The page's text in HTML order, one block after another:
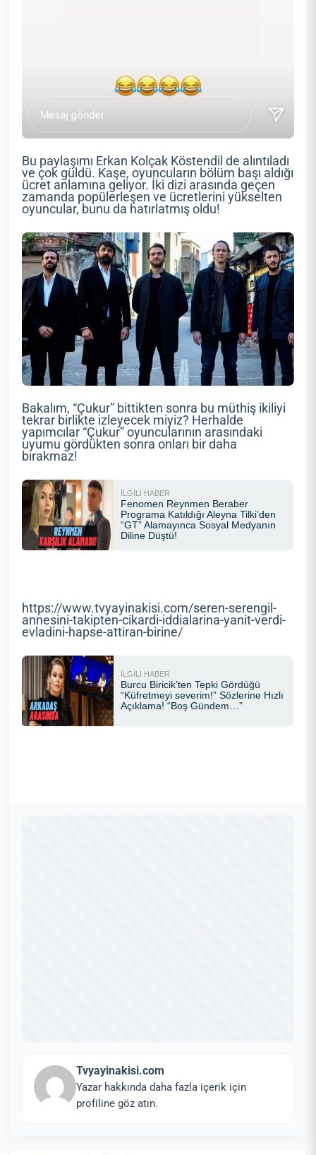
Bu paylaşımı Erkan Kolçak Köstendil de alıntıladı
ve çok güldü. Kaşe, oyuncuların bölüm başı aldığı
ücret anlamına geliyor. İki dizi arasında geçen
zamanda popülerleşen ve ücretlerini yükselten
oyuncular, bunu da hatırlatmış oldu!
Bakalım, “Çukur” bittikten sonra bu müthiş ikiliyi
tekrar birlikte izleyecek miyiz? Herhalde
yapımcılar “Çukur” oyuncularının arasındaki
uyumu gördükten sonra onları bir daha
bırakmaz!
https://www.tvyayinakisi.com/seren-serengil-
annesini-takipten-cikardi-iddialarina-yanit-verdi-
evladini-hapse-attiran-birine/
Tvyayinakisi.com
Yazar hakkında daha fazla içerik için
profiline göz atın.